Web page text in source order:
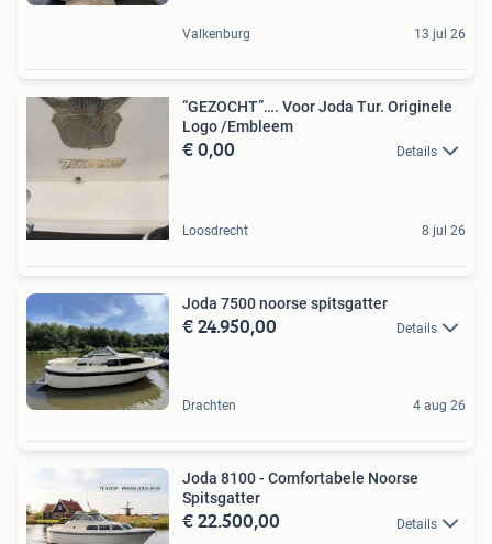
Valkenburg 13 jul 26
“GEZOCHT”…. Voor Joda Tur. Originele
Logo /Embleem
€ 0,00 Details
Loosdrecht 8 jul 26
Joda 7500 noorse spitsgatter
€ 24.950,00 Details
Drachten 4 aug 26
Joda 8100 - Comfortabele Noorse
Spitsgatter
€ 22.500,00 Details